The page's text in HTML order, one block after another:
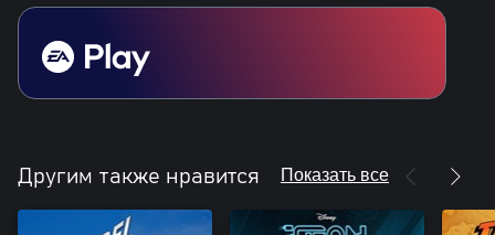
Другим также нравится Показать все